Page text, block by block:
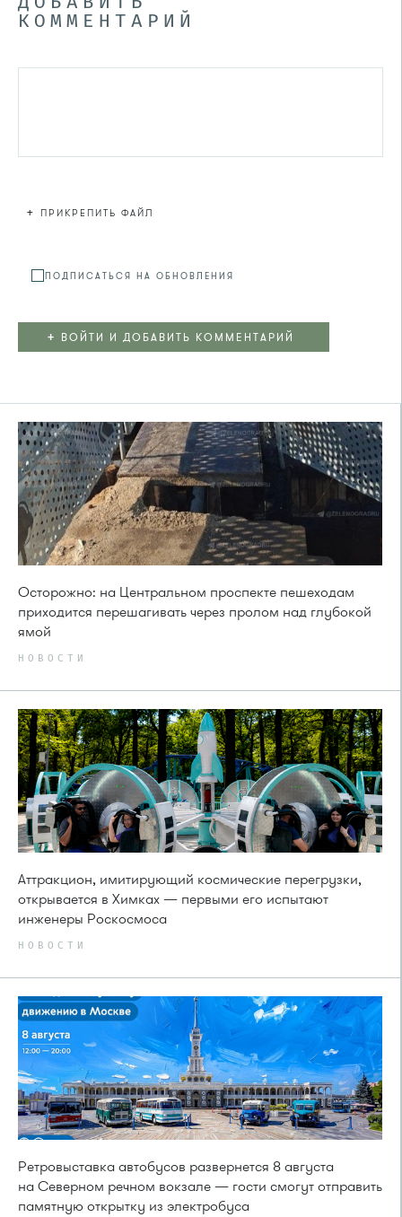
КОММЕНТАРИЙ
+ ПРИКРЕПИТЬ ФАЙЛ
ПОДПИСАТЬСЯ НА ОБНОВЛЕНИЯ
+ ВОЙТИ И ДОБАВИТЬ КОММЕНТАРИЙ
Осторожно: на Центральном проспекте пешеходам
приходится перешагивать через пролом над глубокой
ямой
НОВОСТИ
Аттракцион, имитирующий космические перегрузки,
открывается в Химках — первыми его испытают
инженеры Роскосмоса
НОВОСТИ
Ретровыставка автобусов развернется 8 августа
на Северном речном вокзале — гости смогут отправить
памятную открытку из электробуса